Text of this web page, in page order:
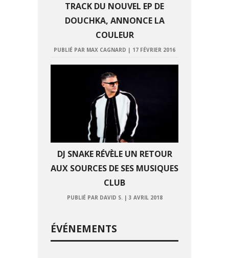
TRACK DU NOUVEL EP DE
DOUCHKA, ANNONCE LA
COULEUR
PUBLIÉ PAR MAX CAGNARD | 17 FÉVRIER 2016
DJ SNAKE RÉVÈLE UN RETOUR
AUX SOURCES DE SES MUSIQUES
CLUB
PUBLIÉ PAR DAVID S.| 3 AVRIL 2018
ÉVÉNEMENTS